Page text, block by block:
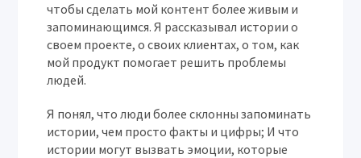
чтобы сделать мой контент более живым и
запоминающимся. Я рассказывал истории о
своем проекте, о своих клиентах, о том, как
мой продукт помогает решить проблемы
людей.
Я понял, что люди более склонны запоминать
истории, чем просто факты и цифры; И что
истории могут вызвать эмоции, которые